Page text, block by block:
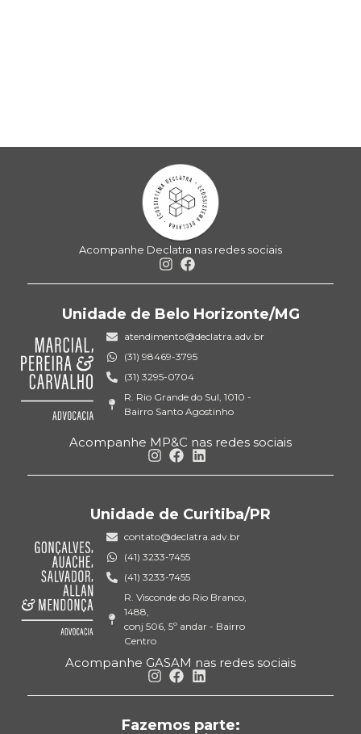
Acompanhe Declatra nas redes sociais
Unidade de Belo Horizonte/MG
atendimento@declatra.adv.br
(31) 98469-3795
(31) 3295-0704
R. Rio Grande do Sul, 1010 -
Bairro Santo Agostinho
Acompanhe MP&C nas redes sociais
Unidade de Curitiba/PR
contato@declatra.adv.br
(41) 3233-7455
(41) 3233-7455
R. Visconde do Rio Branco,
1488,
conj 506, 5º andar - Bairro
Centro
Acompanhe GASAM nas redes sociais
Fazemos parte: